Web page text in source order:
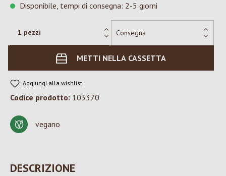
Disponibile, tempi di consegna: 2-5 giorni
METTI NELLA CASSETTA
Aggiungi alla wishlist
Codice prodotto: 103370
vegano
DESCRIZIONE